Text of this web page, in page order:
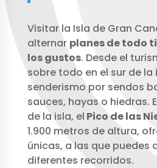
Visitar la Isla de Gran
alternar planes de todo
los gustos. Desde el
sobre todo en el sur de la
senderismo por sendos
sauces, hayas o hiedras.
de la isla, el Pico de las
1.900 metros de altura,
únicas, a las que puedes
diferentes recorridos.